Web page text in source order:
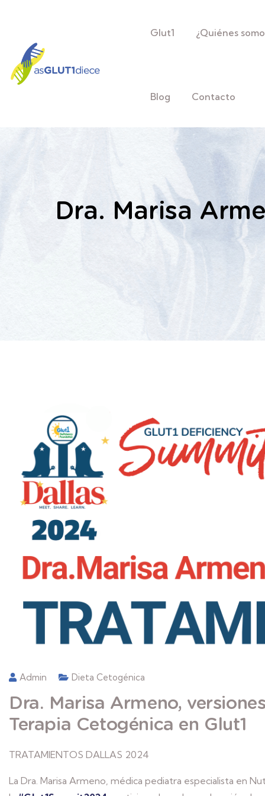
Glut1 ¿Quiénes
Blog Contacto
Dra. Marisa
Admin Dieta Cetogénica
Dra. Marisa Armeno,
Terapia Cetogénica en Glut1
TRATAMIENTOS DALLAS 2024
La Dra. Marisa Armeno, médica pediatra especialista en